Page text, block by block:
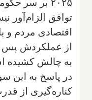
۲۰۲۵ بر سر
توافق الزام‌آور
اقتصادی مردم و
از عملکردش پس
به چالش کشیده
در پاسخ به این
کناره‌گیری از